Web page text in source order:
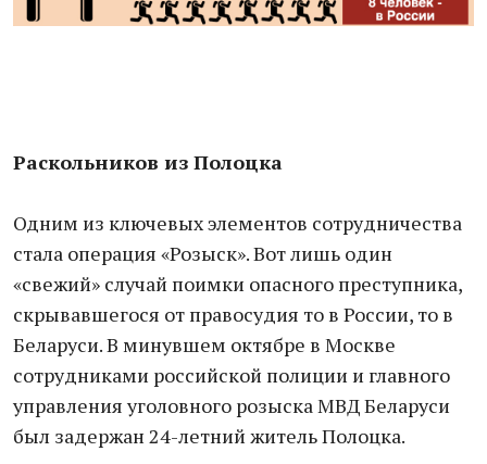
Раскольников из Полоцка
Одним из ключевых элементов сотрудничества
стала операция «Розыск». Вот лишь один
«свежий» случай поимки опасного преступника,
скрывавшегося от правосудия то в России, то в
Беларуси. В минувшем октябре в Москве
сотрудниками российской полиции и главного
управления уголовного розыска МВД Беларуси
был задержан 24-летний житель Полоцка.